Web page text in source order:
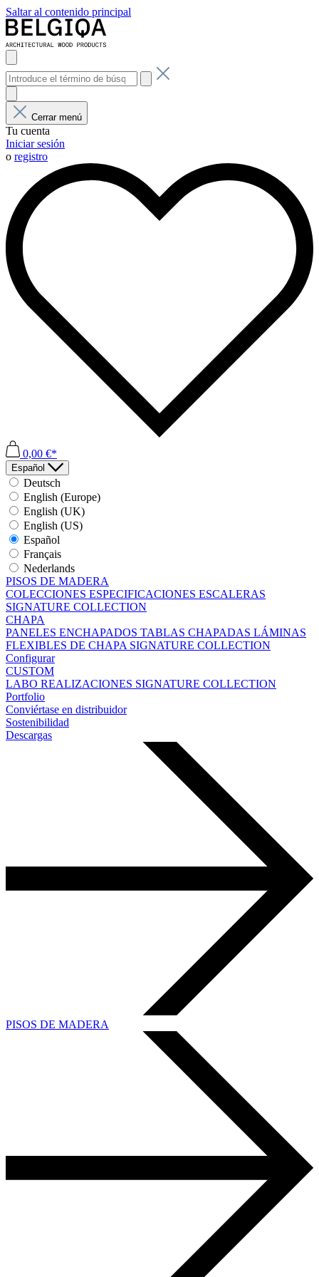
Saltar al contenido principal
Cerrar menú
Tu cuenta
Iniciar sesión
o registro
0,00 €*
Español
Deutsch
English (Europe)
English (UK)
English (US)
Español
Français
Nederlands
PISOS DE MADERA
COLECCIONES ESPECIFICACIONES ESCALERAS
SIGNATURE COLLECTION
CHAPA
PANELES ENCHAPADOS TABLAS CHAPADAS LÁMINAS
FLEXIBLES DE CHAPA SIGNATURE COLLECTION
Configurar
CUSTOM
LABO REALIZACIONES SIGNATURE COLLECTION
Portfolio
Conviértase en distribuidor
Sostenibilidad
Descargas
PISOS DE MADERA